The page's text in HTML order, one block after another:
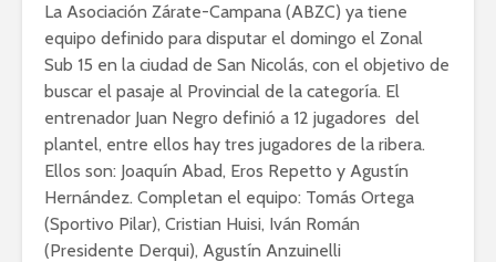
La Asociación Zárate-Campana (ABZC) ya tiene
equipo definido para disputar el domingo el Zonal
Sub 15 en la ciudad de San Nicolás, con el objetivo de
buscar el pasaje al Provincial de la categoría. El
entrenador Juan Negro definió a 12 jugadores del
plantel, entre ellos hay tres jugadores de la ribera.
Ellos son: Joaquín Abad, Eros Repetto y Agustín
Hernández. Completan el equipo: Tomás Ortega
(Sportivo Pilar), Cristian Huisi, Iván Román
(Presidente Derqui), Agustín Anzuinelli